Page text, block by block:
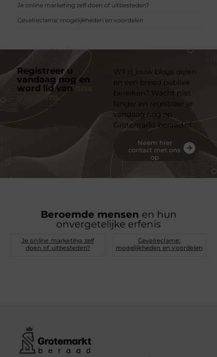
Je online marketing zelf doen of uitbesteden?
Gevelreclame: mogelijkheden en voordelen
Registreer u
vandaag nog en
word lid van
platform
Wil jij jouw blogs delen
en een breed publiek
bereiken? Wacht niet
langer en registreer je
vandaag nog op
Grotemarkt beraad.nl
Neem hier
contact met ons
op
Beroemde mensen en hun
onvergetelijke erfenis
Je online marketing zelf
doen of uitbesteden?
Gevelreclame:
mogelijkheden en voordelen